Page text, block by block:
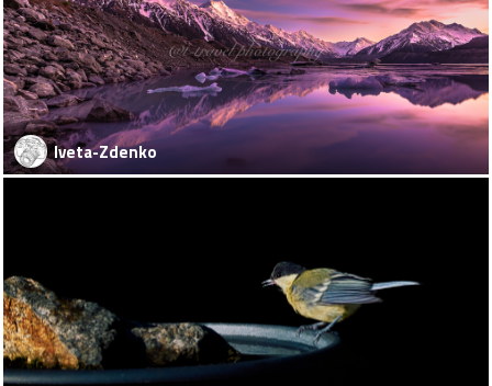
Iveta-Zdenko